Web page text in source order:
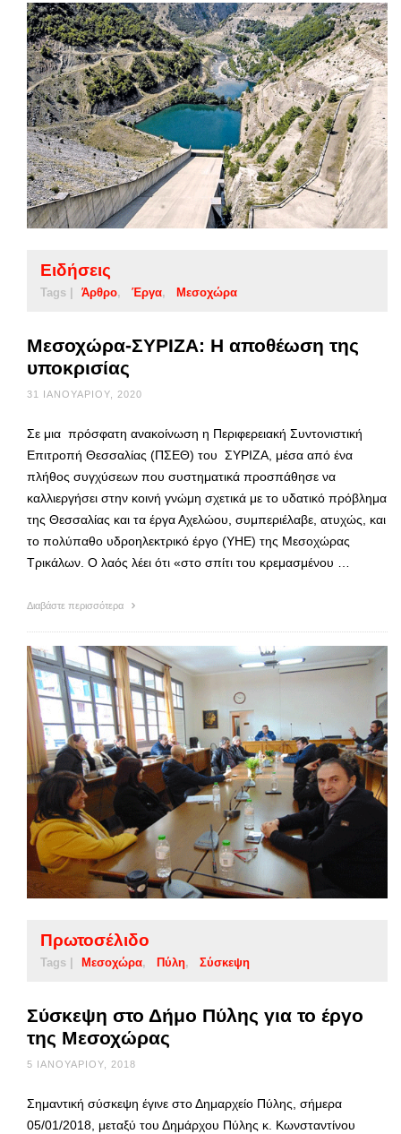
Ειδήσεις
Tags | Άρθρο Έργα Μεσοχώρα
Μεσοχώρα-ΣΥΡΙΖΑ: Η αποθέωση της
υποκρισίας
31 ΙΑΝΟΥΑΡΊΟΥ, 2020
Σε μια πρόσφατη ανακοίνωση η Περιφερειακή Συντονιστική
Επιτροπή Θεσσαλίας (ΠΣΕΘ) του ΣΥΡΙΖΑ, μέσα από ένα
πλήθος συγχύσεων που συστηματικά προσπάθησε να
καλλιεργήσει στην κοινή γνώμη σχετικά με το υδατικό πρόβλημα
της Θεσσαλίας και τα έργα Αχελώου, συμπεριέλαβε, ατυχώς, και
το πολύπαθο υδροηλεκτρικό έργο (ΥΗΕ) της Μεσοχώρας
Τρικάλων. Ο λαός λέει ότι «στο σπίτι του κρεμασμένου …
Διαβάστε περισσότερα
Πρωτοσέλιδο
Tags | Μεσοχώρα Πύλη Σύσκεψη
Σύσκεψη στο Δήμο Πύλης για το έργο
της Μεσοχώρας
5 ΙΑΝΟΥΑΡΊΟΥ, 2018
Σημαντική σύσκεψη έγινε στο Δημαρχείο Πύλης, σήμερα
05/01/2018, μεταξύ του Δημάρχου Πύλης κ. Κωνσταντίνου